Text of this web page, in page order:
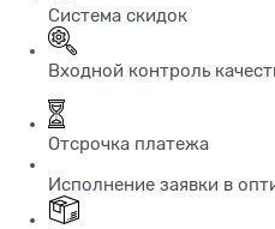
Система скидок
Входной контроль
Отсрочка платежа
Исполнение заявки в